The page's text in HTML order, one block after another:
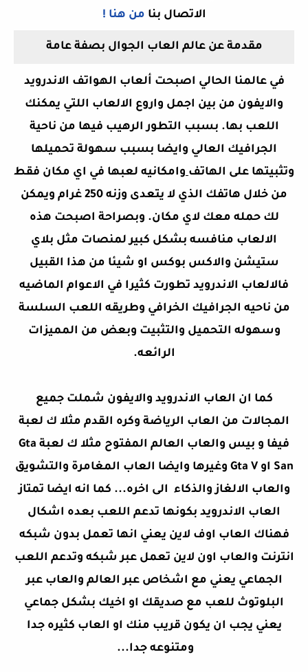
الاتصال بنا من هنا !
مقدمة عن عالم العاب الجوال بصفة عامة
في عالمنا الحالي اصبحت ألعاب الهواتف الاندرويد
والايفون من بين اجمل واروع الالعاب اللتي يمكنك
اللعب بها. بسبب التطور الرهيب فيها من ناحية
الجرافيك العالي وايضا بسبب سهولة تحميلها
وتثبيتها على الهاتف وامكانيه لعبها في اي مكان فقط
من خلال هاتفك الذي لا يتعدى وزنه 250 غرام ويمكن
لك حمله معك لاي مكان. وبصراحة اصبحت هذه
الالعاب منافسه بشكل كبير لمنصات مثل بلاي
ستيشن والاكس بوكس او شيئا من هذا القبيل
فالالعاب الاندرويد تطورت كثيرا في الاعوام الماضيه
من ناحيه الجرافيك الخرافي وطريقه اللعب السلسة
وسهوله التحميل والتثبيت وبعض من المميزات
الرائعه.
كما ان العاب الاندرويد والايفون شملت جميع
المجالات من العاب الرياضة وكره القدم مثلا ك لعبة
فيفا و بيس والعاب العالم المفتوح مثلا ك لعبة Gta
San او Gta V وغيرها وايضا العاب المغامرة والتشويق
والعاب الالغاز والذكاء الى اخره... كما انه ايضا تمتاز
العاب الاندرويد بكونها تدعم اللعب بعده اشكال
فهناك العاب اوف لاين يعني انها تعمل بدون شبكه
انترنت والعاب اون لاين تعمل عبر شبكه وتدعم اللعب
الجماعي يعني مع اشخاص عبر العالم والعاب عبر
البلوتوث للعب مع صديقك او اخيك بشكل جماعي
يعني يجب ان يكون قريب منك او العاب كثيره جدا
ومتنوعه جدا...